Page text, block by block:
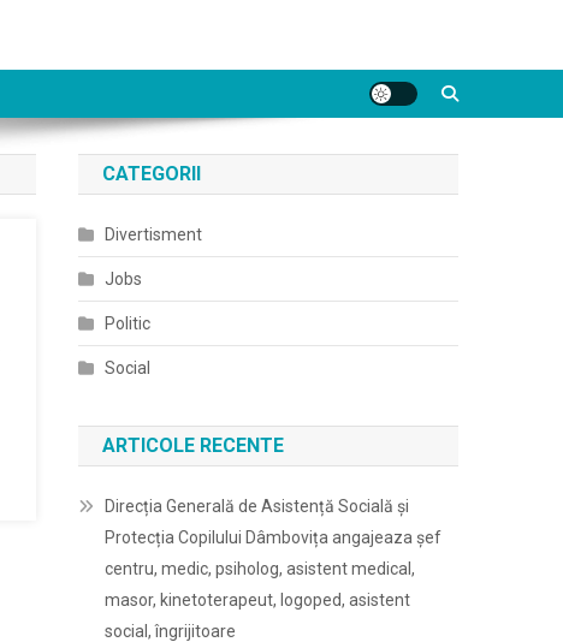
CATEGORII
Divertisment
Jobs
Politic
Social
ARTICOLE RECENTE
Direcția Generală de Asistență Socială și
Protecția Copilului Dâmbovița angajeaza șef
centru, medic, psiholog, asistent medical,
masor, kinetoterapeut, logoped, asistent
social, îngrijitoare